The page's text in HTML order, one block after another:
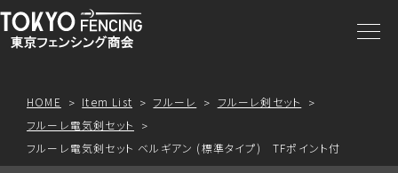
商品一覧
アクセス
HOME Item List フルーレ
フルーレ剣セット
フルーレ電気剣セット
フルーレ電気剣セット ベルギアン (標準タイプ) TFポイント付